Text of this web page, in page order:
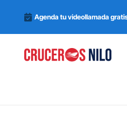
Agenda tu videollamada